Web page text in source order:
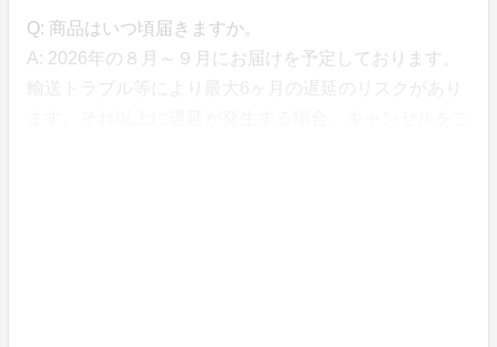
Q: 商品はいつ頃届きますか。
A: 2026年の８月～９月にお届けを予定しております。
輸送トラブル等により最大6ヶ月の遅延のリスクがあり